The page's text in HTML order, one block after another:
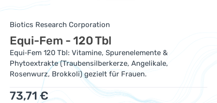
Biotics Research Corporation
Equi-Fem - 120 Tbl
Equi‑Fem 120 Tbl: Vitamine, Spurenelemente &
Phytoextrakte (Traubensilberkerze, Angelikale,
Rosenwurz, Brokkoli) gezielt für Frauen.
Regulärer Preis:
73,71 €